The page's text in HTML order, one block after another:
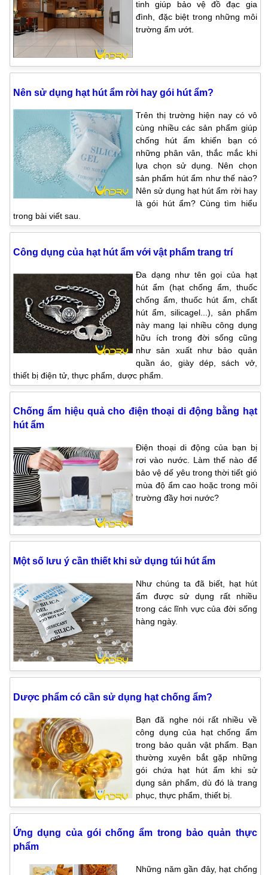
tinh giúp bảo vệ đồ đạc gia
đình, đặc biệt trong những môi
trường ẩm ướt.
Nên sử dụng hạt hút ẩm rời hay gói hút ẩm?
Trên thị trường hiện nay có vô
cùng nhiều các sản phẩm giúp
chống hút ẩm khiến bạn có
những phân vân, thắc mắc khi
lựa chọn sử dụng. Nên chọn
sản phẩm hút ẩm như thế nào?
Nên sử dụng hạt hút ẩm rời hay
là gói hút ẩm? Cùng tìm hiểu
trong bài viết sau.
Công dụng của hạt hút ẩm với vật phẩm trang trí
Đa dạng như tên gọi của hạt
hút ẩm (hạt chống ẩm, thuốc
chống ẩm, thuốc hút ẩm, chất
hút ẩm, silicagel...), sản phẩm
này mang lại nhiều công dụng
hữu ích trong đời sống cũng
như sản xuất như bảo quản
quần áo, giày dép, sách vở,
thiết bị điện tử, thực phẩm, dược phẩm.
Chống ẩm hiệu quả cho điện thoại di động bằng hạt
hút ẩm
Điện thoại di động của bạn bị
rơi vào nước. Làm thế nào để
bảo vệ dế yêu trong thời tiết gió
mùa độ ẩm cao hoặc trong môi
trường đầy hơi nước?
Một số lưu ý cần thiết khi sử dụng túi hút ẩm
Như chúng ta đã biết, hạt hút
ẩm được sử dụng rất nhiều
trong các lĩnh vực của đời sống
hàng ngày.
Dược phẩm có cần sử dụng hạt chống ẩm?
Bạn đã nghe nói rất nhiều về
công dụng của hạt chống ẩm
trong bảo quản vật phẩm. Bạn
thường xuyên bắt gặp những
gói chứa hạt hút ẩm khi sử
dụng sản phẩm, dù đó là trang
phục, thực phẩm, thiết bị.
Ứng dụng của gói chống ẩm trong bảo quản thực
phẩm
Những năm gần đây, hạt chống